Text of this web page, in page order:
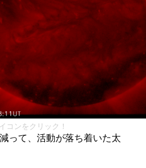
コンをクリック！
って、活動が落ち着いた太